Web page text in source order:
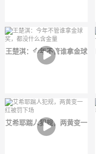
王楚淇：今年不管谁拿金球
奖，都没什么含金量
艾希耶踹人犯规，两黄变一
红被罚下场